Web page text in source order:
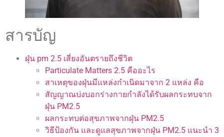
สารบัญ
ฝุ่น pm 2.5 เสี่ยงอันตรายถึงชีวิต
Particulate Matters 2.5 คืออะไร
สาเหตุของฝุ่นมีแหล่งกำเนิดมาจาก 2 แหล่ง คือ
สัญญาณบ่งบอกร่างกายกำลังได้รับผลกระทบจาก
ฝุ่น PM2.5
ผลกระทบต่อสุขภาพจากฝุ่น PM2.5
วิธีป้องกัน และดูแลสุขภาพจากฝุ่น PM2.5 แนะนำ 3